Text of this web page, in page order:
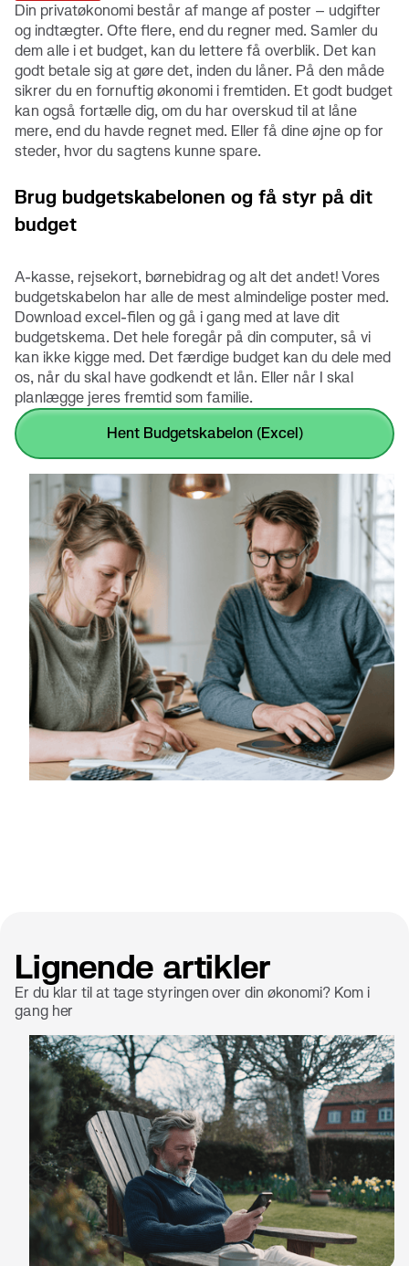
Din privatøkonomi består af mange af poster – udgifter
og indtægter. Ofte flere, end du regner med. Samler du
dem alle i et budget, kan du lettere få overblik. Det kan
godt betale sig at gøre det, inden du låner. På den måde
sikrer du en fornuftig økonomi i fremtiden. Et godt budget
kan også fortælle dig, om du har overskud til at låne
mere, end du havde regnet med. Eller få dine øjne op for
steder, hvor du sagtens kunne spare.
Brug budgetskabelonen og få styr på dit
budget
A-kasse, rejsekort, børnebidrag og alt det andet! Vores
budgetskabelon har alle de mest almindelige poster med.
Download excel-filen og gå i gang med at lave dit
budgetskema. Det hele foregår på din computer, så vi
kan ikke kigge med. Det færdige budget kan du dele med
os, når du skal have godkendt et lån. Eller når I skal
planlægge jeres fremtid som familie.
Hent Budgetskabelon (Excel)
Lignende artikler
Er du klar til at tage styringen over din økonomi? Kom i
gang her